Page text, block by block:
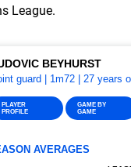
League.